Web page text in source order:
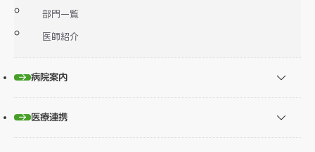
部門一覧
医師紹介
病院案内
医療連携